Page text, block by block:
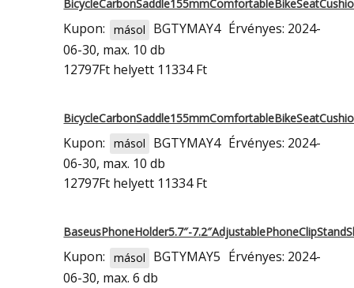
Kupon: másol BGTYMAY4 Érvényes: 2024-
06-30, max. 10 db
12797Ft helyett 11334 Ft
Kupon: másol BGTYMAY4 Érvényes: 2024-
06-30, max. 10 db
12797Ft helyett 11334 Ft
BaseusPhoneHolder5.7″-
Kupon: másol BGTYMAY5 Érvényes: 2024-
06-30, max. 6 db